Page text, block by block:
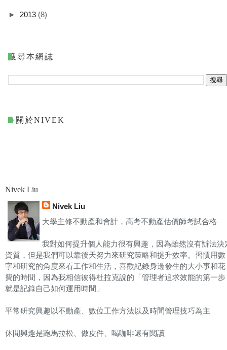
► 2013 (8)
搜尋本網誌
關於NIVEK
Nivek Liu
Nivek Liu
大學主修不動產和會計，高考不動產估價師考試合格
我對如何提升個人能力很有興趣，因為雖然沒有辦法決
資質，但是我們可以靠後天努力來研究策略和提升效率。習慣用數
字和研究的角度來看工作和生活，喜歡紀錄身邊發生的大小事和花
費的時間，因為我相信彼得杜拉克說的「管理者追求效能的第一步
就是記錄自己如何運用時間」
平常研究興趣以不動產、數位工作方法以及時間管理技巧為主
休閒興趣是跑馬拉松、做皮件、喝咖啡還有閱讀